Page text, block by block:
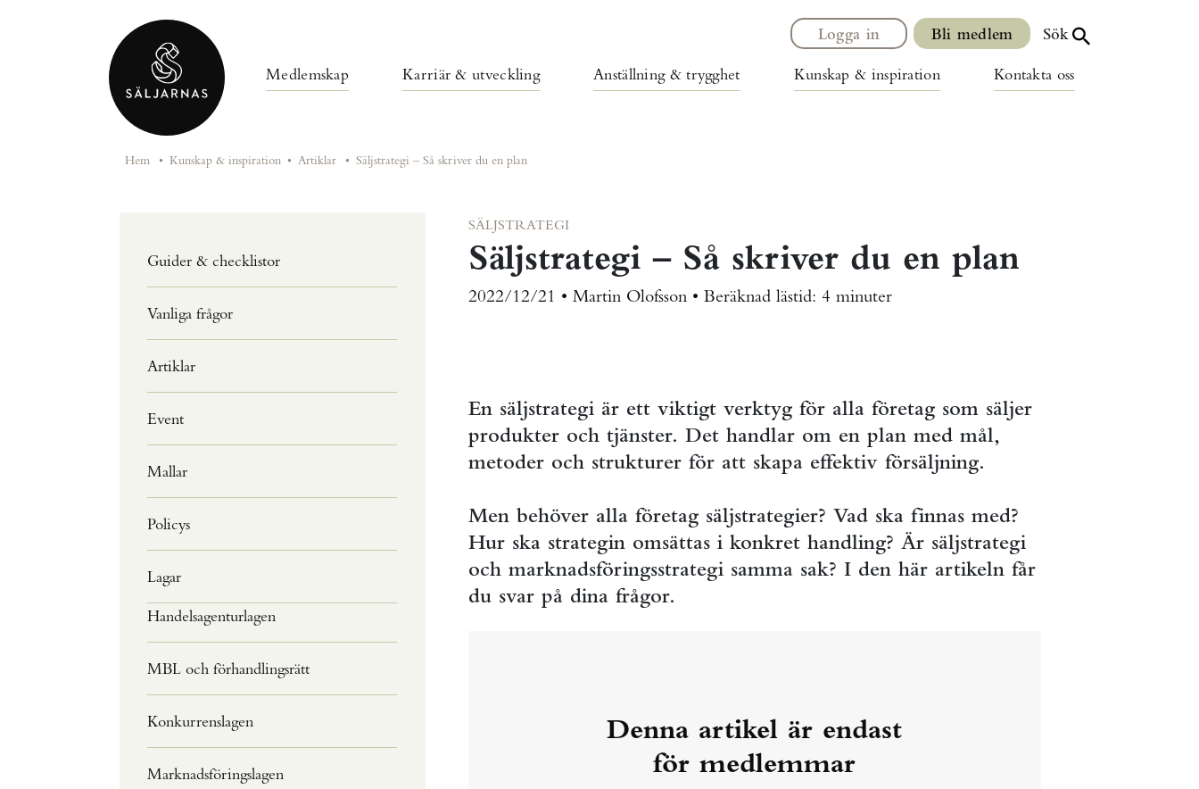
Medlemskap Karriär & utveckling Anställning & trygghet Kunskap & inspiration Kontakta oss
Logga in Bli medlem Sök
Hem • Kunskap & inspiration • Artiklar • Säljstrategi – Så skriver du en plan
Guider & checklistor
Vanliga frågor
Artiklar
Event
Mallar
Policys
Lagar
Handelsagenturlagen
MBL och förhandlingsrätt
Konkurrenslagen
Marknadsföringslagen
SÄLJSTRATEGI
Säljstrategi – Så skriver du en plan
2022/12/21 • Martin Olofsson • Beräknad lästid: 4 minuter
En säljstrategi är ett viktigt verktyg för alla företag som säljer
produkter och tjänster. Det handlar om en plan med mål,
metoder och strukturer för att skapa effektiv försäljning.
Men behöver alla företag säljstrategier? Vad ska finnas med?
Hur ska strategin omsättas i konkret handling? Är säljstrategi
och marknadsföringsstrategi samma sak? I den här artikeln får
du svar på dina frågor.
Denna artikel är endast
för medlemmar